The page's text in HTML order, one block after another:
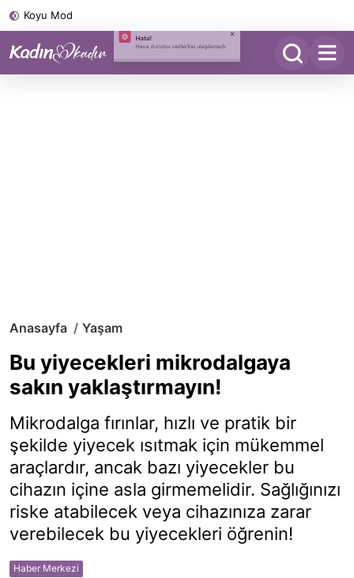
Koyu Mod
Anasayfa Yaşam
Bu yiyecekleri mikrodalgaya
sakın yaklaştırmayın!
Mikrodalga fırınlar, hızlı ve pratik bir
şekilde yiyecek ısıtmak için mükemmel
araçlardır, ancak bazı yiyecekler bu
cihazın içine asla girmemelidir. Sağlığınızı
riske atabilecek veya cihazınıza zarar
verebilecek bu yiyecekleri öğrenin!
Haber Merkezi